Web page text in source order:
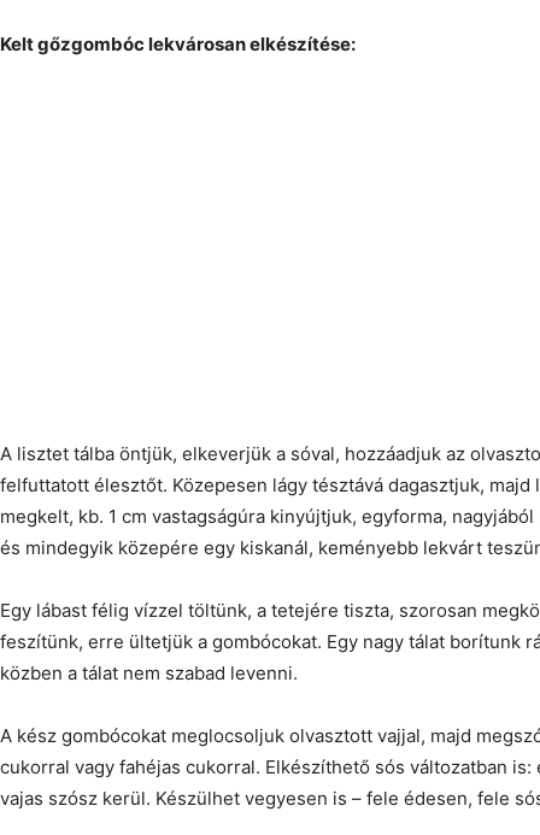
Kelt gőzgombóc lekvárosan elkészítése:
A lisztet tálba öntjük, elkeverjük a sóval, hozzáadjuk az
felfuttatott élesztőt. Közepesen lágy tésztává dagasztjuk, majd
megkelt, kb. 1 cm vastagságúra kinyújtjuk, egyforma,
és mindegyik közepére egy kiskanál, keményebb lekvárt
Egy lábast félig vízzel töltünk, a tetejére tiszta, szorosan
feszítünk, erre ültetjük a gombócokat. Egy nagy tálat borítunk
közben a tálat nem szabad levenni.
A kész gombócokat meglocsoljuk olvasztott vajjal, majd
cukorral vagy fahéjas cukorral. Elkészíthető sós változatban
vajas szósz kerül. Készülhet vegyesen is – fele édesen, fele